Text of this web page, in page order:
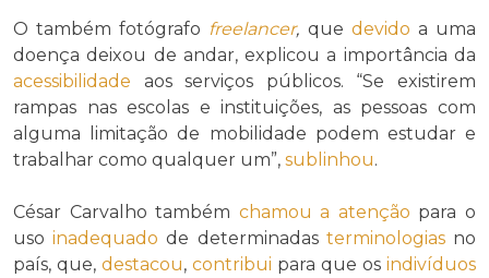
O também fotógrafo freelancer, que devido a uma
doença deixou de andar, explicou a importância da
acessibilidade aos serviços públicos. “Se existirem
rampas nas escolas e instituições, as pessoas com
alguma limitação de mobilidade podem estudar e
trabalhar como qualquer um”, sublinhou.
César Carvalho também chamou a atenção para o
usoinadequado de determinadas terminologiasno
país, que, destacou, contribui para que os indivíduos